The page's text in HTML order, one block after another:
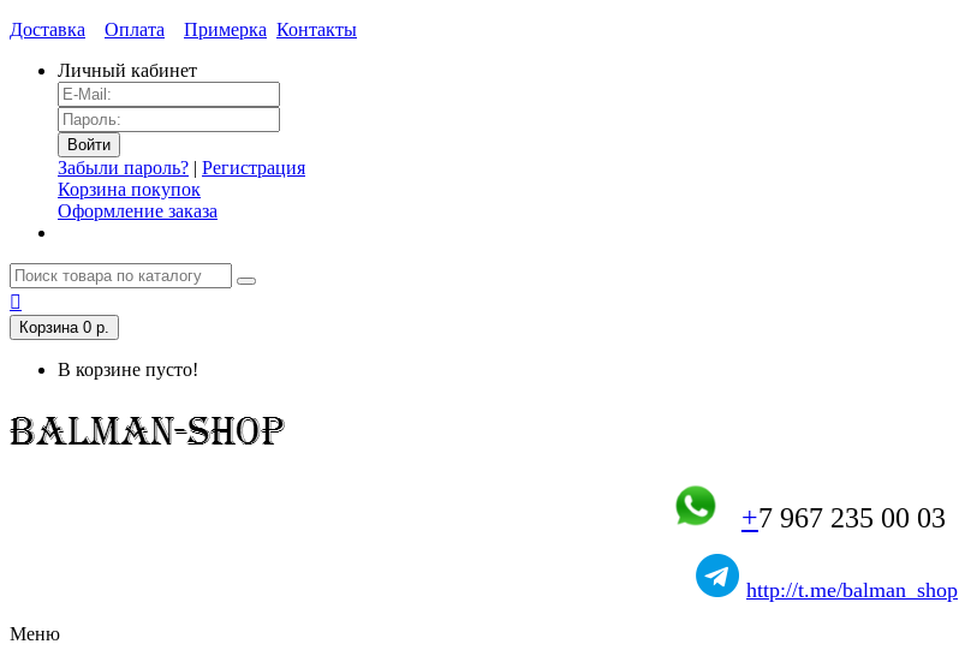
Доставка Оплата Примерка Контакты
Личный кабинет
Забыли пароль? | Регистрация
Корзина покупок
Оформление заказа
Корзина 0 р.
В корзине пусто!
+7 967 235 00 03
http://t.me/balman_shop
Меню